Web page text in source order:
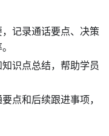
记录通话要点、决策
识点总结，帮助学员
点和后续跟进事项，